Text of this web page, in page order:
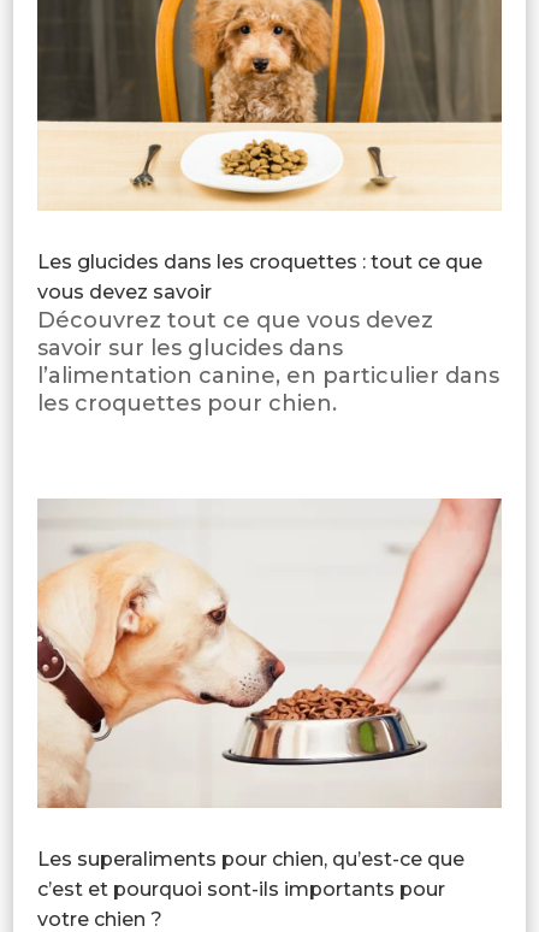
Les glucides dans les croquettes : tout ce que
vous devez savoir
Découvrez tout ce que vous devez
savoir sur les glucides dans
l’alimentation canine, en particulier dans
les croquettes pour chien.
Les superaliments pour chien, qu’est-ce que
c’est et pourquoi sont-ils importants pour
votre chien ?